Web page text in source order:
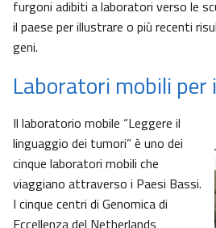
furgoni adibiti a laboratori verso le
il paese per illustrare o più recenti
geni.
Laboratori mobili per
Il laboratorio mobile “Leggere il
linguaggio dei tumori” è uno dei
cinque laboratori mobili che
viaggiano attraverso i Paesi Bassi.
I cinque centri di Genomica di
Eccellenza del Netherlands